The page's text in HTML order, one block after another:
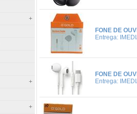
FONE DE
Entrega:
FONE DE
Entrega: